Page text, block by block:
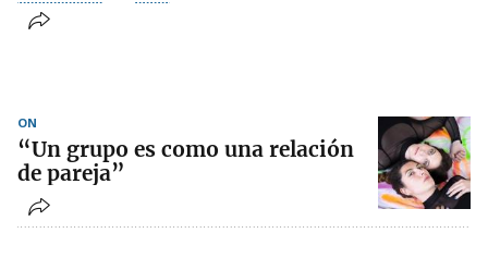
ON
“Un grupo es como una relación
de pareja”